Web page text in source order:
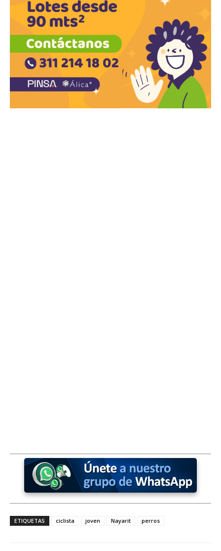
ETIQUETAS ciclista joven Nayarit perros